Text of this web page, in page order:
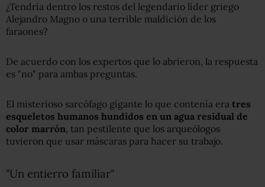
¿Tendría dentro los restos del legendario líder griego
Alejandro Magno o una terrible maldición de los
faraones?
De acuerdo con los expertos que lo abrieron, la respuesta
es "no" para ambas preguntas.
El misterioso sarcófago gigante lo que contenía era tres
esqueletos humanos hundidos en un agua residual de
color marrón, tan pestilente que los arqueólogos
tuvieron que usar máscaras para hacer su trabajo.
"Un entierro familiar"